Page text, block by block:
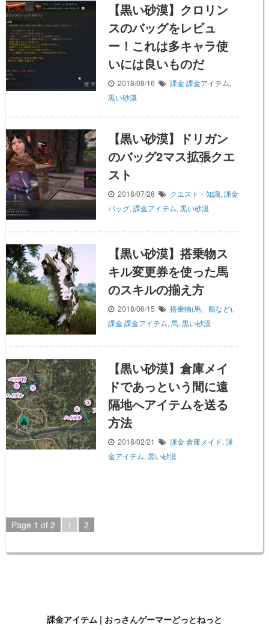
【黒い砂漠】クロリン
スのバッグをレビュ
ー！これは多キャラ使
いには良いものだ
2018/08/16 課金課金アイテム,
黒い砂漠
【黒い砂漠】ドリガン
のバッグ2マス拡張クエ
スト
2018/07/28 クエスト・知識, 課金
バッグ, 課金アイテム, 黒い砂漠
【黒い砂漠】搭乗物ス
キル変更券を使った馬
のスキルの揃え方
2018/06/15 搭乗物(馬、船など),
課金課金アイテム, 馬, 黒い砂漠
【黒い砂漠】倉庫メイ
ドであっという間に遠
隔地へアイテムを送る
方法
2018/02/21 課金倉庫メイド, 課
金アイテム, 黒い砂漠
Page 1 of 2 1 2
課金アイテム | おっさんゲーマーどっとねっと